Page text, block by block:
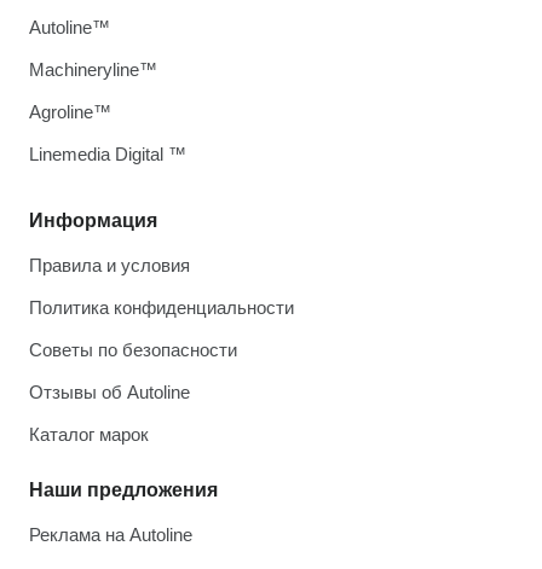
Информация
Правила и условия
Политика конфиденциальности
Советы по безопасности
Отзывы об Autoline
Каталог марок
Наши предложения
Реклама на Autoline
Autoline™
Machineryline™
Agroline™
Linemedia Digital ™